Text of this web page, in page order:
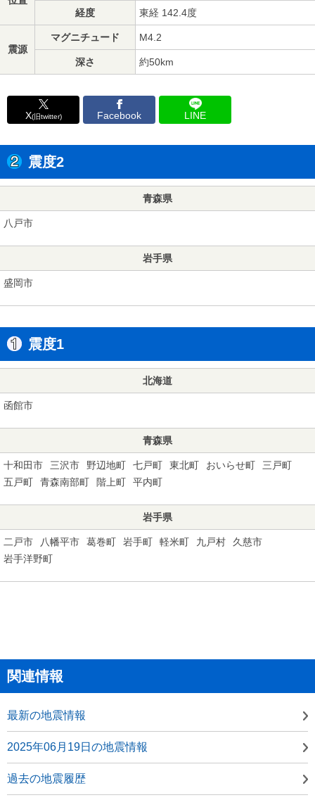
経度 東経 142.4度
震源
マグニチュード M4.2
深さ 約50km
X(旧twitter) Facebook LINE
震度2
青森県
八戸市
岩手県
盛岡市
震度1
北海道
函館市
青森県
十和田市 三沢市 野辺地町 七戸町 東北町 おいらせ町
三戸町
五戸町
青森南部町 階上町 平内町
岩手県
二戸市 八幡平市 葛巻町 岩手町 軽米町 九戸村
久慈市
岩手洋野町
関連情報
最新の地震情報
2025年06月19日の地震情報
過去の地震履歴